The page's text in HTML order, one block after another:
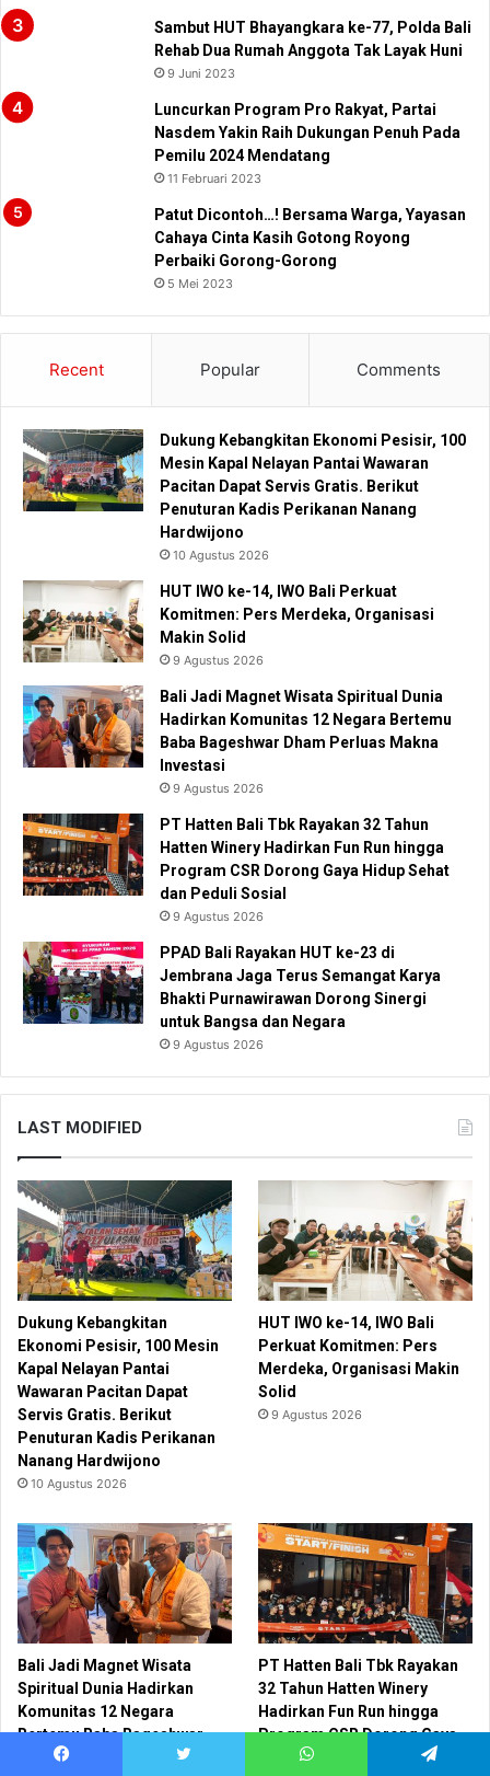
Sambut HUT Bhayangkara ke-77, Polda Bali
Rehab Dua Rumah Anggota Tak Layak Huni
9 Juni 2023
Luncurkan Program Pro Rakyat, Partai
Nasdem Yakin Raih Dukungan Penuh Pada
Pemilu 2024 Mendatang
11 Februari 2023
Patut Dicontoh…! Bersama Warga, Yayasan
Cahaya Cinta Kasih Gotong Royong
Perbaiki Gorong-Gorong
5 Mei 2023
Recent Popular Comments
Dukung Kebangkitan Ekonomi Pesisir, 100
Mesin Kapal Nelayan Pantai Wawaran
Pacitan Dapat Servis Gratis. Berikut
Penuturan Kadis Perikanan Nanang
Hardwijono
10 Agustus 2026
HUT IWO ke-14, IWO Bali Perkuat
Komitmen: Pers Merdeka, Organisasi
Makin Solid
9 Agustus 2026
Bali Jadi Magnet Wisata Spiritual Dunia
Hadirkan Komunitas 12 Negara Bertemu
Baba Bageshwar Dham Perluas Makna
Investasi
9 Agustus 2026
PT Hatten Bali Tbk Rayakan 32 Tahun
Hatten Winery Hadirkan Fun Run hingga
Program CSR Dorong Gaya Hidup Sehat
dan Peduli Sosial
9 Agustus 2026
PPAD Bali Rayakan HUT ke-23 di
Jembrana Jaga Terus Semangat Karya
Bhakti Purnawirawan Dorong Sinergi
untuk Bangsa dan Negara
9 Agustus 2026
LAST MODIFIED
Dukung Kebangkitan
Ekonomi Pesisir, 100 Mesin
Kapal Nelayan Pantai
Wawaran Pacitan Dapat
Servis Gratis. Berikut
Penuturan Kadis Perikanan
Nanang Hardwijono
10 Agustus 2026
HUT IWO ke-14, IWO Bali
Perkuat Komitmen: Pers
Merdeka, Organisasi Makin
Solid
9 Agustus 2026
Bali Jadi Magnet Wisata
Spiritual Dunia Hadirkan
Komunitas 12 Negara
Bertemu Baba Bageshwar
Dham Perluas Makna
PT Hatten Bali Tbk Rayakan
32 Tahun Hatten Winery
Hadirkan Fun Run hingga
Program CSR Dorong Gaya
Hidup Sehat dan Peduli